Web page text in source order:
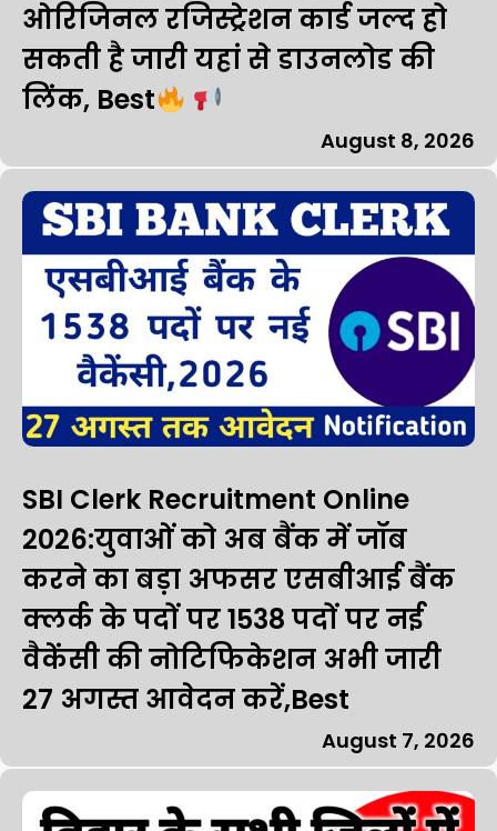
ओरिजिनल रजिस्ट्रेशन कार्ड जल्द हो
सकती है जारी यहां से डाउनलोड की
लिंक, Best
August 8, 2026
SBI Clerk Recruitment Online
2026:युवाओं को अब बैंक में जॉब
करने का बड़ा अफसर एसबीआई बैंक
क्लर्क के पदों पर 1538 पदों पर नई
वैकेंसी की नोटिफिकेशन अभी जारी
27 अगस्त आवेदन करें,Best
August 7, 2026